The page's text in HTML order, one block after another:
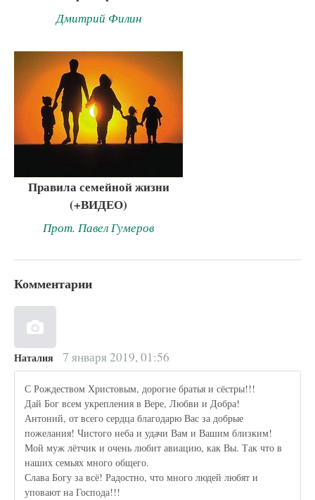
Дмитрий Филин
Правила семейной жизни
(+ВИДЕО)
Прот. Павел Гумеров
Комментарии
Наталия 7 января 2019, 01:56
С Рождеством Христовым, дорогие братья и сёстры!!!
Дай Бог всем укрепления в Вере, Любви и Добра!
Антоний, от всего сердца благодарю Вас за добрые
пожелания! Чистого неба и удачи Вам и Вашим близким!
Мой муж лётчик и очень любит авиацию, как Вы. Так что в
наших семьях много общего.
Слава Богу за всё! Радостно, что много людей любят и
уповают на Господа!!!